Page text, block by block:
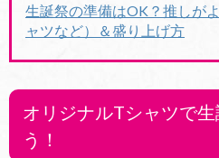
生誕祭の準備はOK？推しが
ャツなど）＆盛り上げ方
オリジナルTシャツで
う！